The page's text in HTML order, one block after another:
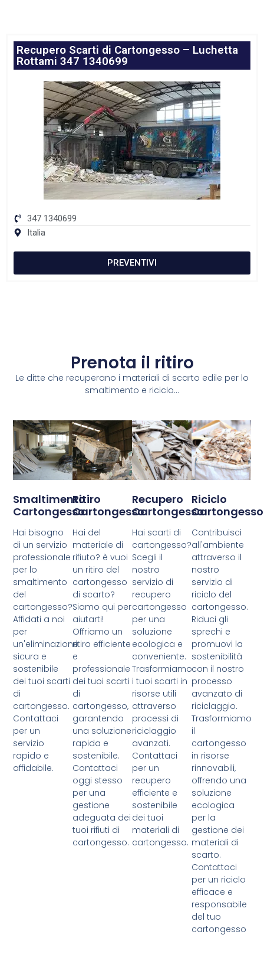
Recupero Scarti di Cartongesso – Luchetta
Rottami 347 1340699
347 1340699
Italia
PREVENTIVI
Prenota il ritiro
Le ditte che recuperano i materiali di scarto edile per lo
smaltimento e riciclo...
Smaltimento
Cartongesso
Hai bisogno
di un servizio
professionale
per lo
smaltimento
del
cartongesso?
Affidati a noi
per
un'eliminazione
sicura e
sostenibile
dei tuoi scarti
di
cartongesso.
Contattaci
per un
servizio
rapido e
affidabile.
Ritiro
Cartongesso
Hai del
materiale di
rifiuto? è vuoi
un ritiro del
cartongesso
di scarto?
Siamo qui per
aiutarti!
Offriamo un
ritiro efficiente
e
professionale
dei tuoi scarti
di
cartongesso,
garantendo
una soluzione
rapida e
sostenibile.
Contattaci
oggi stesso
per una
gestione
adeguata dei
tuoi rifiuti di
cartongesso.
Recupero
Cartongesso
Hai scarti di
cartongesso?
Scegli il
nostro
servizio di
recupero
cartongesso
per una
soluzione
ecologica e
conveniente.
Trasformiamo
i tuoi scarti in
risorse utili
attraverso
processi di
riciclaggio
avanzati.
Contattaci
per un
recupero
efficiente e
sostenibile
dei tuoi
materiali di
cartongesso.
Riciclo
Cartongesso
Contribuisci
all'ambiente
attraverso il
nostro
servizio di
riciclo del
cartongesso.
Riduci gli
sprechi e
promuovi la
sostenibilità
con il nostro
processo
avanzato di
riciclaggio.
Trasformiamo
il
cartongesso
in risorse
rinnovabili,
offrendo una
soluzione
ecologica
per la
gestione dei
materiali di
scarto.
Contattaci
per un riciclo
efficace e
responsabile
del tuo
cartongesso